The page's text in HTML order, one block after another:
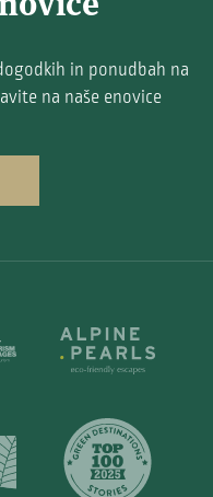
in ponudbah na
na naše enovice